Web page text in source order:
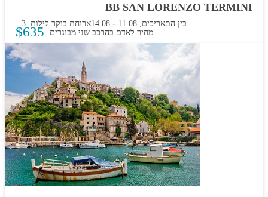
בין התאריכים, -
14.08
BB SAN LORENZO TERMINI
3 לילות ארוחת בוקר
$635 מחיר לאדם בהרכב שני מבוגרים